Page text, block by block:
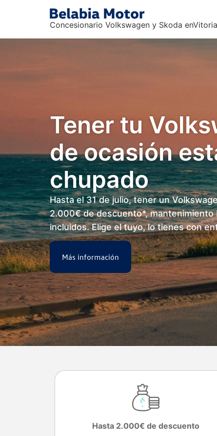
Concesionario Volkswagen y Skoda
Tener tu
de ocasión
chupado
Hasta el 31 de julio, tener un
2.000€ de descuento*, mantenimiento
incluidos. Elige el tuyo, lo tienes con
Más información
Hasta 2.000€ de descuento